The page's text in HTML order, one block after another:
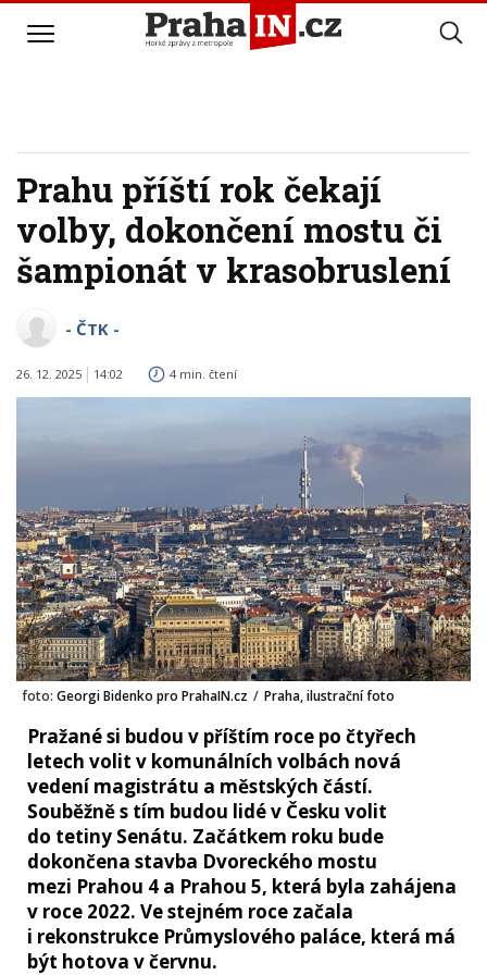
Prahu příští rok čekají
volby, dokončení mostu či
šampionát v krasobruslení
- ČTK -
26. 12. 2025 14:02 4 min. čtení
foto: Georgi Bidenko pro PrahaIN.cz / Praha, ilustrační foto
Pražané si budou v příštím roce po čtyřech
letech volit v komunálních volbách nová
vedení magistrátu a městských částí.
Souběžně s tím budou lidé v Česku volit
do tetiny Senátu. Začátkem roku bude
dokončena stavba Dvoreckého mostu
mezi Prahou 4 a Prahou 5, která byla zahájena
v roce 2022. Ve stejném roce začala
i rekonstrukce Průmyslového paláce, která má
být hotova v červnu.